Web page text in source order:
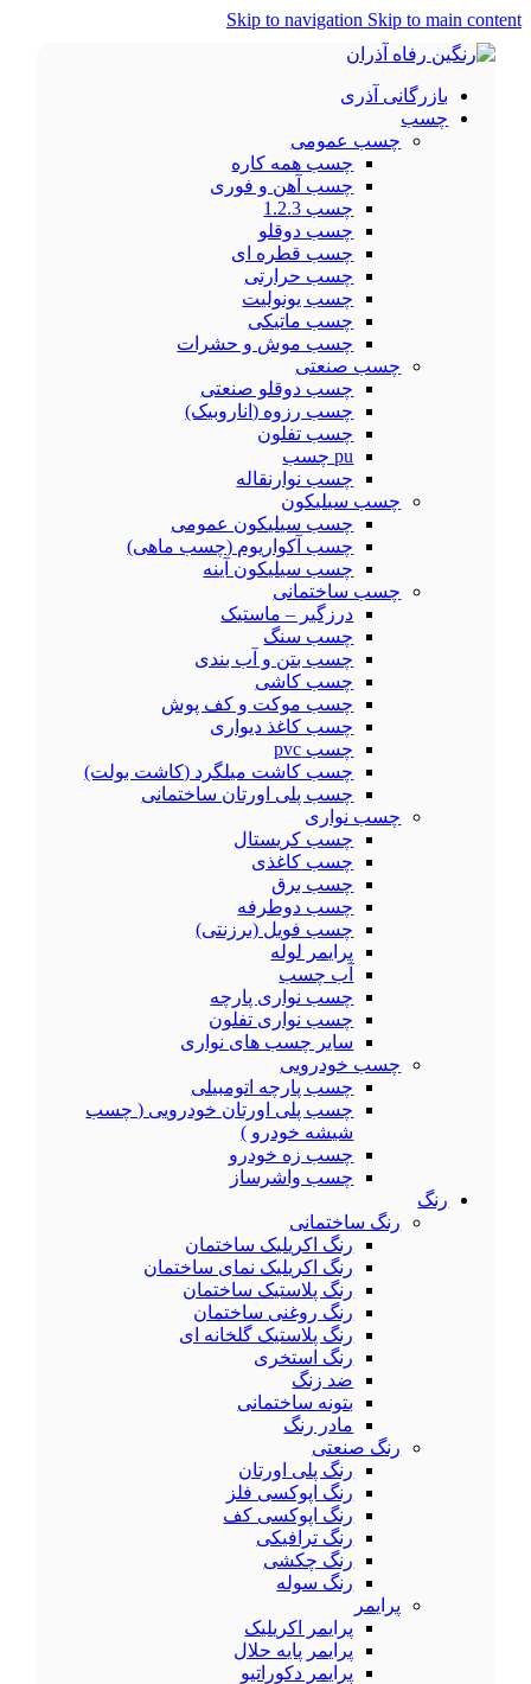
Skip to navigation Skip to main content
بازرگانی آذری
چسب
چسب عمومی
چسب همه کاره
چسب آهن و فوری
چسب 1.2.3
چسب دوقلو
چسب قطره ای
چسب حرارتی
چسب یونولیت
چسب ماتیکی
چسب موش و حشرات
چسب صنعتی
چسب دوقلو صنعتی
چسب رزوه (اناروبیک)
چسب تفلون
pu چسب
چسب نوارنقاله
چسب سیلیکون
چسب سیلیکون عمومی
چسب آکواریوم (چسب ماهی)
چسب سیلیکون آینه
چسب ساختمانی
درزگیر – ماستیک
چسب سنگ
چسب بتن و آب بندی
چسب کاشی
چسب موکت و کف پوش
چسب کاغذ دیواری
چسب pvc
چسب کاشت میلگرد (کاشت بولت)
چسب پلی اورتان ساختمانی
چسب نواری
چسب کریستال
چسب کاغذی
چسب برق
چسب دوطرفه
چسب فویل (برزنتی)
پرایمر لوله
آب چسب
چسب نواری پارچه
چسب نواری تفلون
سایر چسب های نواری
چسب خودرویی
چسب پارچه اتومبیلی
چسب پلی اورتان خودرویی ( چسب
شیشه خودرو )
چسب زه خودرو
چسب واشرساز
رنگ
رنگ ساختمانی
رنگ اکریلیک ساختمان
رنگ اکریلیک نمای ساختمان
رنگ پلاستیک ساختمان
رنگ روغنی ساختمان
رنگ پلاستیک گلخانه ای
رنگ استخری
ضد زنگ
بتونه ساختمانی
مادر رنگ
رنگ صنعتی
رنگ پلی اورتان
رنگ اپوکسی فلز
رنگ اپوکسی کف
رنگ ترافیکی
رنگ چکشی
رنگ سوله
پرایمر
پرایمر اکریلیک
پرایمر پایه حلال
پرایمر دکوراتیو